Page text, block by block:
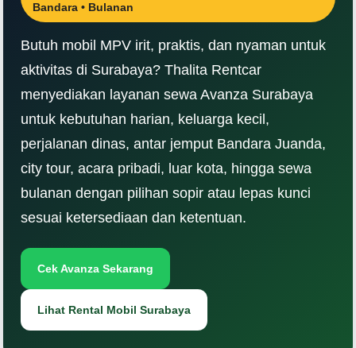
Bandara • Bulanan
Butuh mobil MPV irit, praktis, dan nyaman untuk
aktivitas di Surabaya? Thalita Rentcar
menyediakan layanan sewa Avanza Surabaya
untuk kebutuhan harian, keluarga kecil,
perjalanan dinas, antar jemput Bandara Juanda,
city tour, acara pribadi, luar kota, hingga sewa
bulanan dengan pilihan sopir atau lepas kunci
sesuai ketersediaan dan ketentuan.
Cek Avanza Sekarang
Lihat Rental Mobil Surabaya